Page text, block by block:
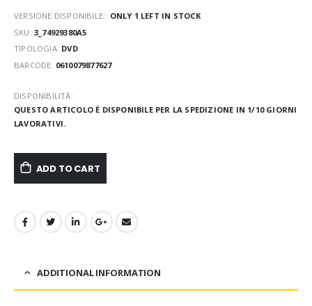
VERSIONE DISPONIBILE:: ONLY 1 LEFT IN STOCK
SKU: 3_74929380A5
TIPOLOGIA: DVD
BARCODE: 0610079877627
DISPONIBILITÀ:
QUESTO ARTICOLO È DISPONIBILE PER LA SPEDIZIONE IN 1/10 GIORNI
LAVORATIVI.
ADD TO CART
ADDITIONAL INFORMATION